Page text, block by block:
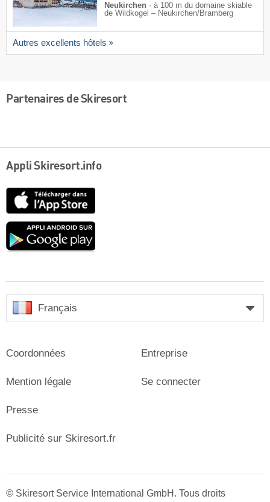
Neukirchen · à 100 m du domaine skiable
de Wildkogel – Neukirchen/​Bramberg
Autres excellents hôtels
Partenaires de Skiresort
Appli Skiresort.info
Google
Français
Coordonnées
Mention légale
Presse
Entreprise
Se connecter
Publicité sur Skiresort.fr
© Skiresort Service International GmbH. Tous droits